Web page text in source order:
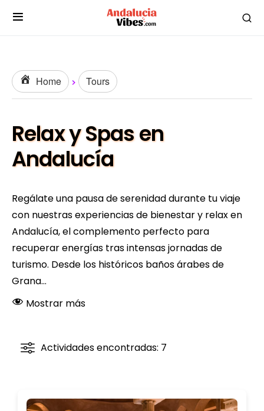
Home Tours
Relax y Spas en
Andalucía
Regálate una pausa de serenidad durante tu viaje
con nuestras experiencias de bienestar y relax en
Andalucía, el complemento perfecto para
recuperar energías tras intensas jornadas de
turismo. Desde los históricos baños árabes de
Grana...
Mostrar más
Actividades encontradas: 7